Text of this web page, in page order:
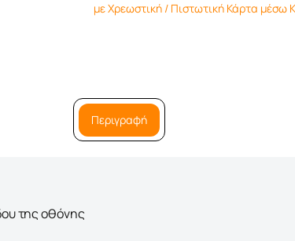
με Χρεωστική / Πιστωτική Κάρτα μέσω
Περιγραφή
της οθόνης